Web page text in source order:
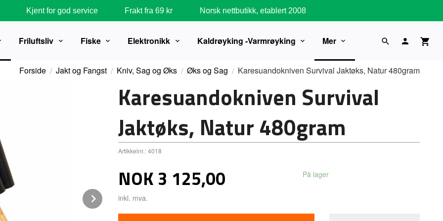
Kjent for god service Frakt fra 69 kr Norsk nettbutikk, etablert 2008
Friluftsliv Fiske Elektronikk Kaldrøyking -Varmrøyking Mer
Forside Jakt og Fangst Kniv, Sag og Øks Øks og Sag Karesuandokniven Survival Jaktøks, Natur 480gram
Next
Karesuandokniven Survival
Jaktøks, Natur 480gram
Artikkelnr.: 4018
Pris
NOK 3 125,00
inkl. mva.
På lager